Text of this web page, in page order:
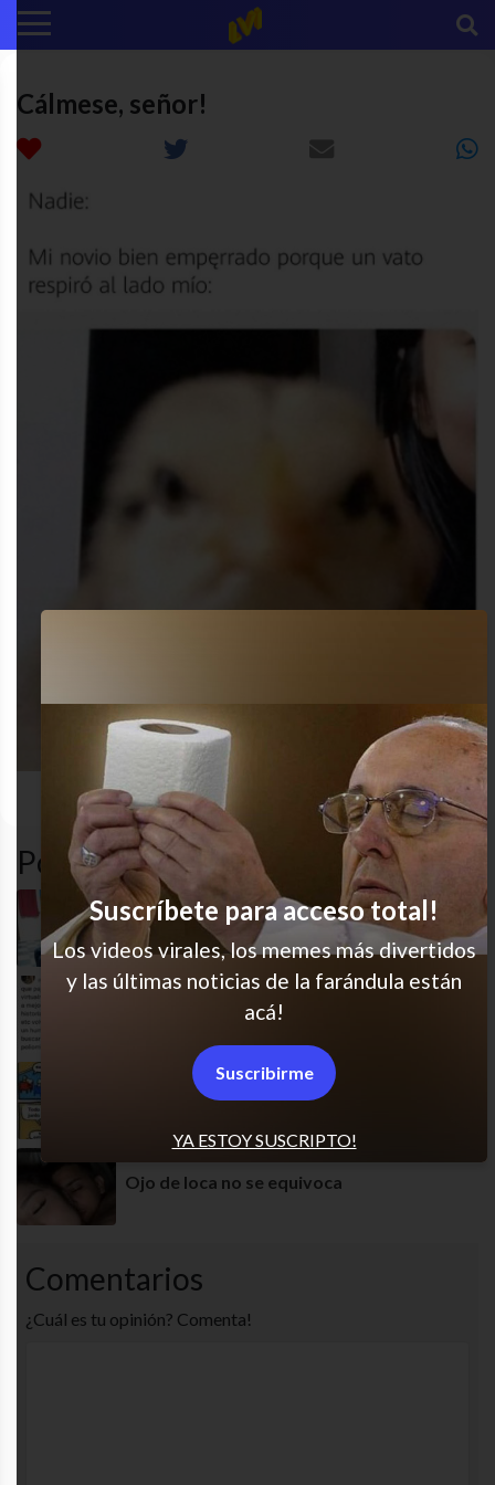
Cálmese, señor!
animales ENRED toxic
Popular en LVI
“Ok”
Basta de corazones y fueguitos
Ojo de loca no se equivoca
Comentarios
¿Cuál es tu opinión? Comenta!
YA ESTOY SUSCRIPTO!
Suscríbete para acceso total!
Los videos virales, los memes más divertidos
y las últimas noticias de la farándula están
acá!
Suscribirme